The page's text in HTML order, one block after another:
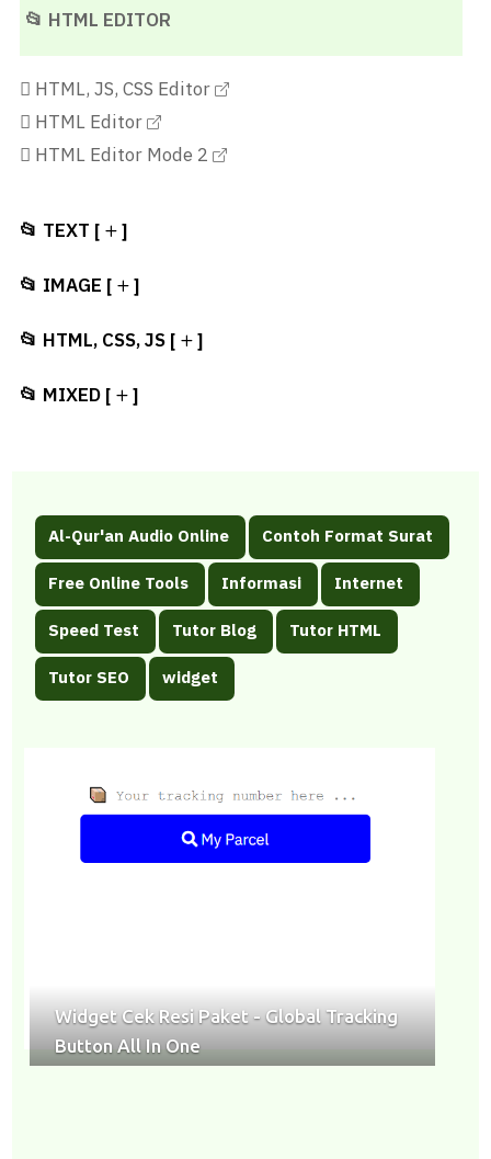
📂 HTML EDITOR
HTML, JS, CSS Editor
HTML Editor
HTML Editor Mode 2
📂 TEXT [ ]
📂 IMAGE [ ]
📂 HTML, CSS, JS [ ]
📂 MIXED [ ]
Al-Qur'an Audio Online Contoh Format Surat
Free Online Tools Informasi Internet
Speed Test Tutor Blog Tutor HTML
Tutor SEO widget
Widget Cek Resi Paket - Global Tracking
Button All In One